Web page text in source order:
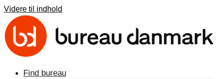
Videre til indhold
Find bureau